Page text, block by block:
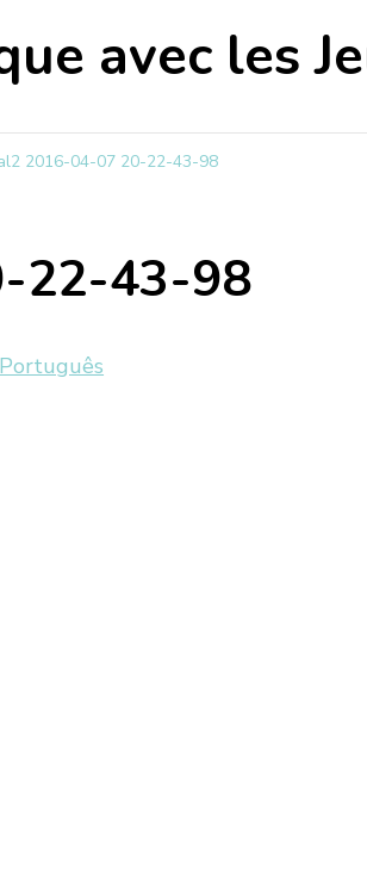
avec les
2016-04-07 20-22-43-98
22-43-98
Português